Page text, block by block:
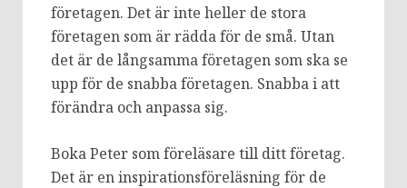
företagen. Det är inte heller de stora
företagen som är rädda för de små. Utan
det är de långsamma företagen som ska se
upp för de snabba företagen. Snabba i att
förändra och anpassa sig.
Boka Peter som föreläsare till ditt företag.
Det är en inspirationsföreläsning för de